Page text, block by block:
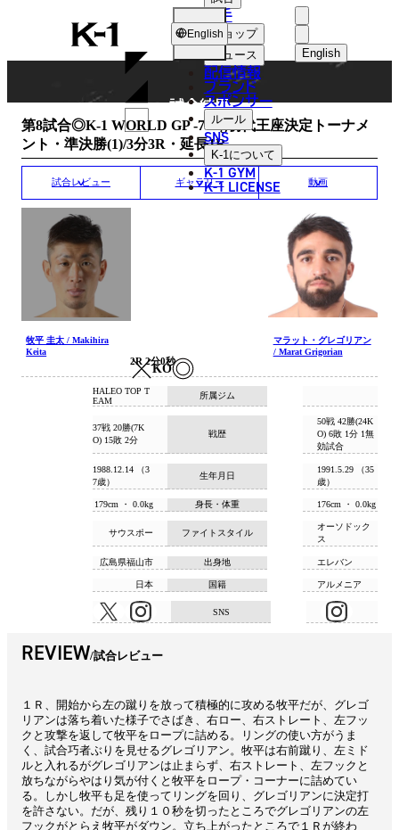
K-
1
English
選手
ショップ
ニュース
配信情報
ブランド
スポンサー
ルール
SNS
K-1について
K-1 GYM
K-1 LICENSE
English
MATCH RESULT
試合結果
第8試合◎K-1 WORLD GP -70kg初代王座決定トーナメ
ント・準決勝(1)/3分3R・延長1R
試合レビュー ギャラリー 動画
牧平 圭太 / Makihira
Keita
KO
2R 2分0秒
マラット・グレゴリアン
/ Marat Grigorian
所属ジム
HALEO TOP T
EAM
戦歴
37戦 20勝(7K
O) 15敗 2分
50戦 42勝(24K
O) 6敗 1分 1無
効試合
生年月日
1988.12.14 （3
7歳）
1991.5.29 （35
歳）
身長・体重
179cm ・ 0.0kg 176cm ・ 0.0kg
ファイトスタイル
サウスポー
オーソドック
ス
出身地
広島県福山市 エレバン
国籍
日本 アルメニア
SNS
REVIEW 試合レビュー
１Ｒ、開始から左の蹴りを放って積極的に攻める牧平だが、グレゴ
リアンは落ち着いた様子でさばき、右ロー、右ストレート、左フッ
クと攻撃を返して牧平をロープに詰める。リングの使い方がうま
く、試合巧者ぶりを見せるグレゴリアン。牧平は右前蹴り、左ミド
ルと入れるがグレゴリアンは止まらず、右ストレート、左フックと
放ちながらやはり気が付くと牧平をロープ・コーナーに詰めてい
る。しかし牧平も足を使ってリングを回り、グレゴリアンに決定打
を許さない。だが、残り１０秒を切ったところでグレゴリアンの左
フックがとらえ牧平がダウン。立ち上がったところで１Ｒが終わ